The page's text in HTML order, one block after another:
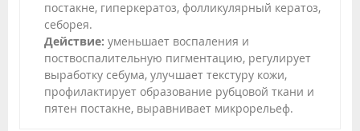
постакне, гиперкератоз, фолликулярный кератоз,
себорея.
Действие: уменьшает воспаления и
поствоспалительную пигментацию, регулирует
выработку себума, улучшает текстуру кожи,
профилактирует образование рубцовой ткани и
пятен постакне, выравнивает микрорельеф.